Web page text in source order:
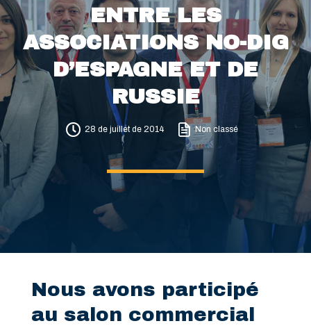
ENTRE LES
ASSOCIATIONS NO-DIG
D’ESPAGNE ET DE
RUSSIE
28 de juillet de 2014 Non classé
Nous avons participé
au salon commercial